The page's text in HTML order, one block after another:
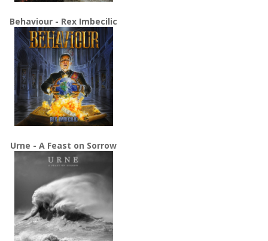
Behaviour - Rex Imbecilic
Urne - A Feast on Sorrow